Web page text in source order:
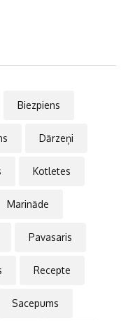
Biezpiens
Dārzeņi
Kotletes
Marināde
Pavasaris
Recepte
Sacepums